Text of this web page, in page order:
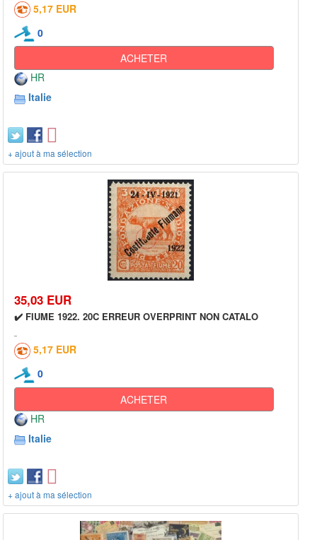
5,17 EUR
0
ACHETER
HR
Italie
+ ajout à ma sélection
35,03 EUR
✔️ FIUME 1922. 20C ERREUR OVERPRINT NON CATALO
5,17 EUR
0
ACHETER
HR
Italie
+ ajout à ma sélection